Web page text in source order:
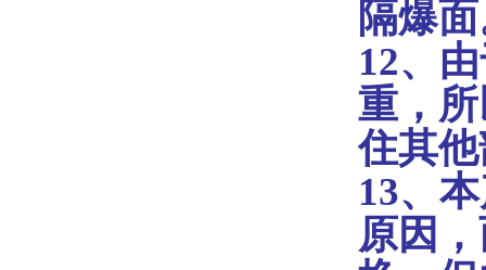
隔爆
12、
重，
住其
13、
原因